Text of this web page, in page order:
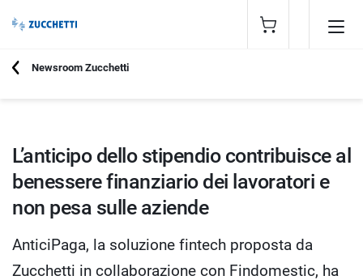
Newsroom Zucchetti
APRILE 2026
L’anticipo dello stipendio contribuisce al
benessere finanziario dei lavoratori e
non pesa sulle aziende
AnticiPaga, la soluzione fintech proposta da
Zucchetti in collaborazione con Findomestic, ha